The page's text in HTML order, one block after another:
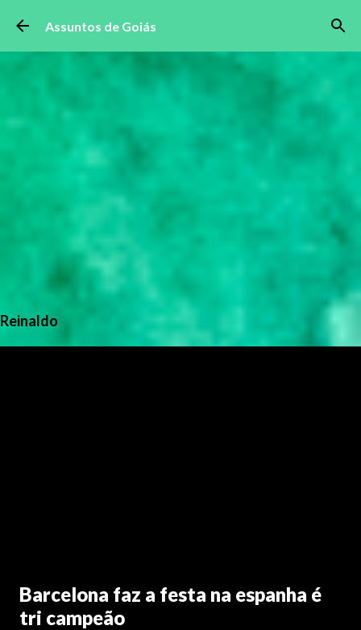
Pular para o conteúdo principal
Assuntos de Goiás
Reinaldo
Barcelona faz a festa na espanha é
tri campeão